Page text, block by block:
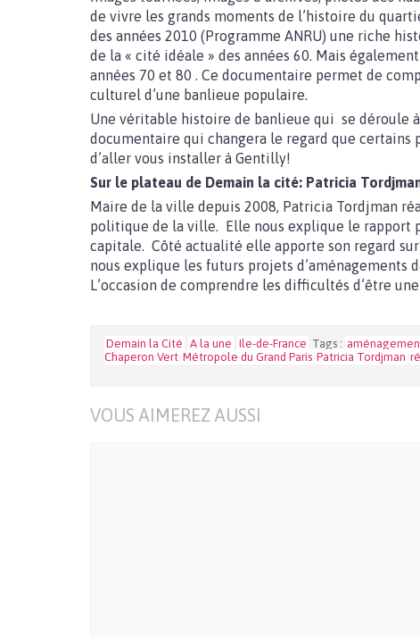
de vivre les grands moments de l’histoire du
des années 2010 (Programme ANRU) une riche
de la « cité idéale » des années 60. Mais
années 70 et 80 . Ce documentaire permet de
culturel d’une banlieue populaire.
Une véritable histoire de banlieue qui se déroule
documentaire qui changera le regard que certains
d’aller vous installer à Gentilly!
Sur le plateau de Demain la cité: Patricia
Maire de la ville depuis 2008, Patricia Tordjman
politique de la ville. Elle nous explique le rapport
capitale. Côté actualité elle apporte son regard
nous explique les futurs projets d’aménagements
L’occasion de comprendre les difficultés d’être
Demain la Cité A la une Ile-de-France Tags :
Chaperon Vert Métropole du Grand Paris Patricia Tordjman
VOUS AIMEREZ AUSSI